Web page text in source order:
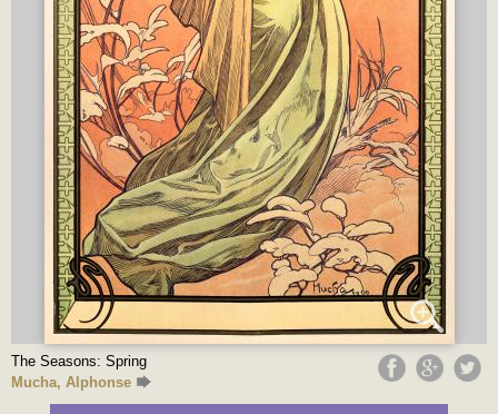
The Seasons: Spring
Mucha, Alphonse